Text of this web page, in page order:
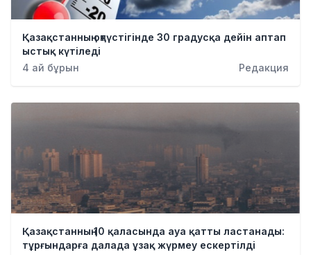
Қазақстанның оңтүстігінде 30 градусқа дейін аптап
ыстық күтіледі
4 ай бұрын
Редакция
Қазақстанның 10 қаласында ауа қатты ластанады:
тұрғындарға далада ұзақ жүрмеу ескертілді